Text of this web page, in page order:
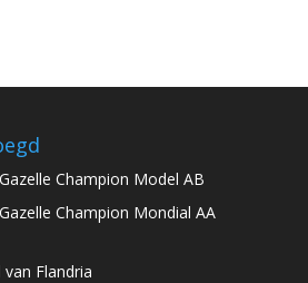
Champion Model AB
Champion Mondial AA
Flandria